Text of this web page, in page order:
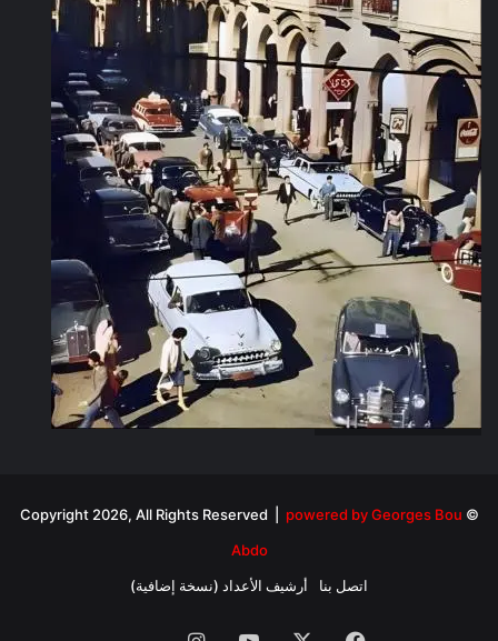
© Copyright 2026, All Rights Reserved |
powered by Georges Bou
Abdo
اتصل بنا
أرشيف الأعداد (نسخة إضافية)